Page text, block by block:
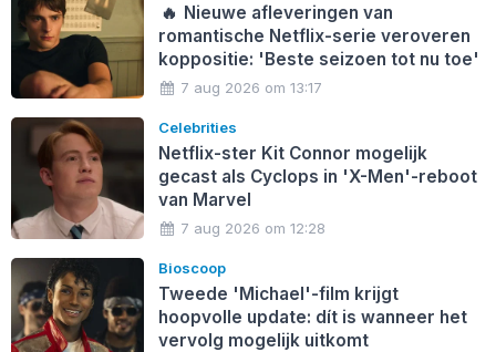
🔥 Nieuwe afleveringen van
romantische Netflix-serie veroveren
koppositie: 'Beste seizoen tot nu toe'
7 aug 2026 om 13:17
Celebrities
Netflix-ster Kit Connor mogelijk
gecast als Cyclops in 'X-Men'-reboot
van Marvel
7 aug 2026 om 12:28
Bioscoop
Tweede 'Michael'-film krijgt
hoopvolle update: dít is wanneer het
vervolg mogelijk uitkomt